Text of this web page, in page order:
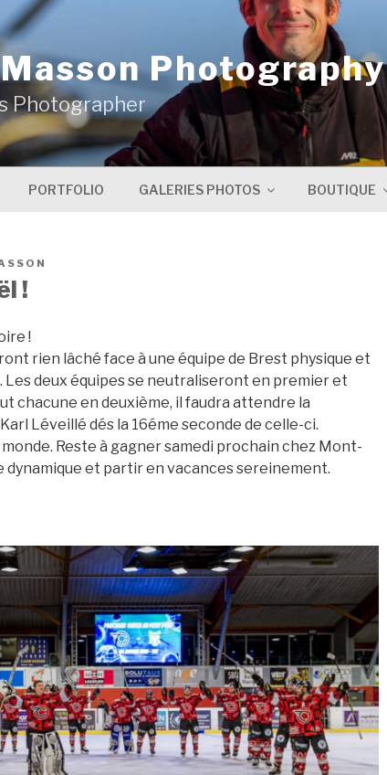
Photography
Photographer
PORTFOLIO GALERIES PHOTOS BOUTIQUE
!
!
rien lâché face à une équipe de Brest physique et
deux équipes se neutraliseront en premier et
chacune en deuxième, il faudra attendre la
Léveillé dés la 16éme seconde de celle-ci.
Reste à gagner samedi prochain chez Mont-
et partir en vacances sereinement.